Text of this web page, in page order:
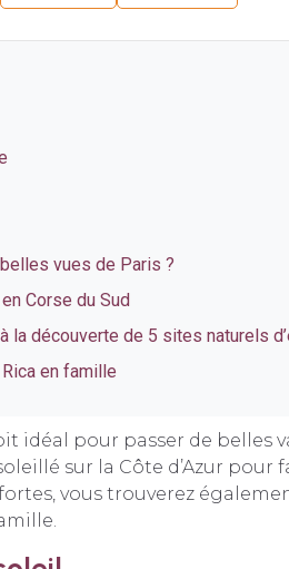
vues de Paris ?
Corse du Sud
la découverte de 5 sites naturels
en famille
idéal pour passer de belles
sur la Côte d’Azur pour
vous trouverez